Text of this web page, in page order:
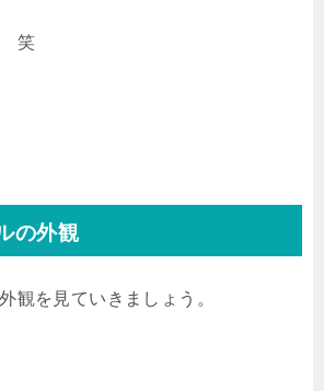
笑
の外観
観を見ていきましょう。